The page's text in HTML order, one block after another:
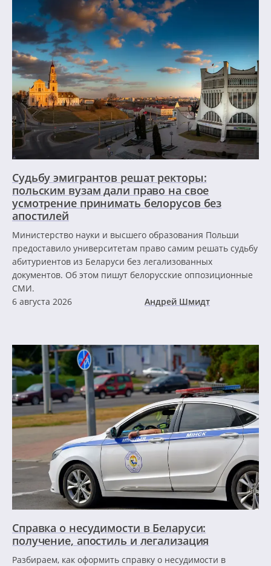
Судьбу эмигрантов решат ректоры:
польским вузам дали право на свое
усмотрение принимать белорусов без
апостилей
Министерство науки и высшего образования Польши
предоставило университетам право самим решать судьбу
абитуриентов из Беларуси без легализованных
документов. Об этом пишут белорусские оппозиционные
СМИ.
6 августа 2026
Андрей Шмидт
Справка о несудимости в Беларуси:
получение, апостиль и легализация
Разбираем, как оформить справку о несудимости в